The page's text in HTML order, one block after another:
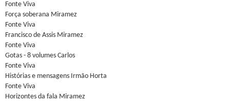
Fonte Viva
Força soberana Miramez
Fonte Viva
Francisco de Assis Miramez
Fonte Viva
Gotas - 8 volumes Carlos
Fonte Viva
Histórias e mensagens Irmão Horta
Fonte Viva
Horizontes da fala Miramez